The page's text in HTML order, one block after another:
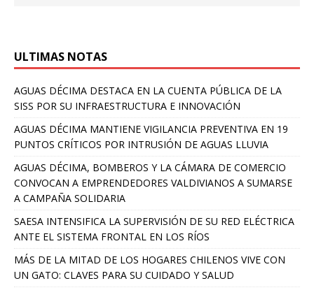
ULTIMAS NOTAS
AGUAS DÉCIMA DESTACA EN LA CUENTA PÚBLICA DE LA
SISS POR SU INFRAESTRUCTURA E INNOVACIÓN
AGUAS DÉCIMA MANTIENE VIGILANCIA PREVENTIVA EN 19
PUNTOS CRÍTICOS POR INTRUSIÓN DE AGUAS LLUVIA
AGUAS DÉCIMA, BOMBEROS Y LA CÁMARA DE COMERCIO
CONVOCAN A EMPRENDEDORES VALDIVIANOS A SUMARSE
A CAMPAÑA SOLIDARIA
SAESA INTENSIFICA LA SUPERVISIÓN DE SU RED ELÉCTRICA
ANTE EL SISTEMA FRONTAL EN LOS RÍOS
MÁS DE LA MITAD DE LOS HOGARES CHILENOS VIVE CON
UN GATO: CLAVES PARA SU CUIDADO Y SALUD